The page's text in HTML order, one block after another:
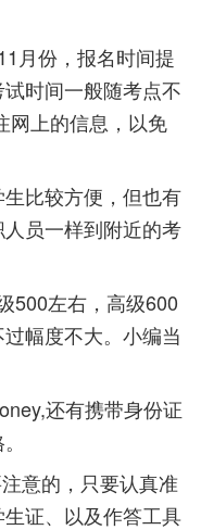
月份，报名时间提
时间一般随考点不
网上的信息，以免
比较方便，但也有
员一样到附近的考
500左右，高级600
幅度不大。小编当
还有携带身份证
意的，只要认真准
证、以及作答工具